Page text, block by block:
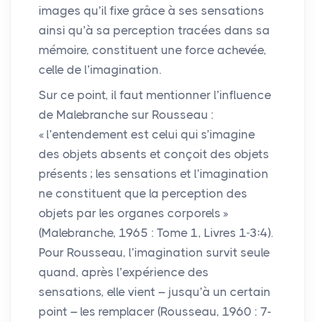
images qu’il fixe grâce à ses sensations
ainsi qu’à sa perception tracées dans sa
mémoire, constituent une force achevée,
celle de l’imagination.
Sur ce point, il faut mentionner l’influence
de Malebranche sur Rousseau :
« l’entendement est celui qui s’imagine
des objets absents et conçoit des objets
présents ; les sensations et l’imagination
ne constituent que la perception des
objets par les organes corporels »
(Malebranche, 1965 : Tome 1, Livres 1-3:4).
Pour Rousseau, l’imagination survit seule
quand, après l’expérience des
sensations, elle vient – jusqu’à un certain
point – les remplacer (Rousseau, 1960 : 7-